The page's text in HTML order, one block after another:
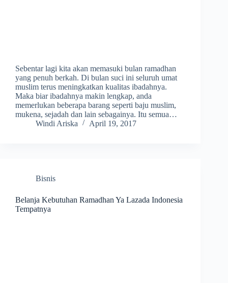
Sebentar lagi kita akan memasuki bulan ramadhan
yang penuh berkah. Di bulan suci ini seluruh umat
muslim terus meningkatkan kualitas ibadahnya.
Maka biar ibadahnya makin lengkap, anda
memerlukan beberapa barang seperti baju muslim,
mukena, sejadah dan lain sebagainya. Itu semua…
Windi Ariska
April 19, 2017
Bisnis
Belanja Kebutuhan Ramadhan Ya Lazada Indonesia
Tempatnya